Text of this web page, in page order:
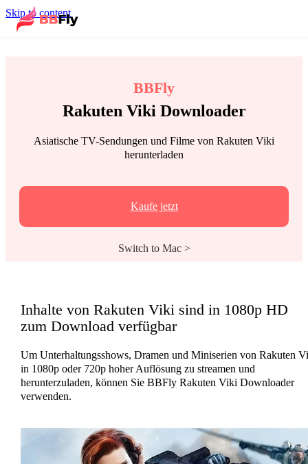
Skip to content
BBFly
Rakuten Viki Downloader
Asiatische TV-Sendungen und Filme von Rakuten Viki
herunterladen
Kaufe jetzt
Switch to Mac >
Inhalte von Rakuten Viki sind in 1080p HD
zum Download verfügbar
Um Unterhaltungsshows, Dramen und Miniserien von Rakuten
in 1080p oder 720p hoher Auflösung zu streamen und
herunterzuladen, können Sie BBFly Rakuten Viki Downloader
verwenden.